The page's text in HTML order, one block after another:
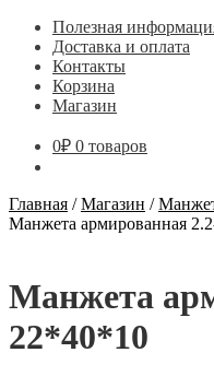
Полезная
Доставка и оплата
Контакты
Корзина
Магазин
0₽ 0 товаров
Главная /Магазин /
Манжета армированная
Манжета
22*40*10